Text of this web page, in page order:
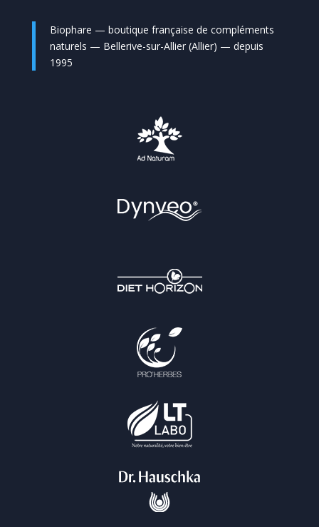
Biophare — boutique française de compléments
naturels — Bellerive-sur-Allier (Allier) — depuis
1995